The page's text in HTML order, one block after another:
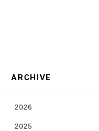
ARCHIVE
2026
2025